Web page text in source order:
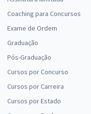
Coaching para Concursos
Exame de Ordem
Graduação
Pós-Graduação
Cursos por Concurso
Cursos por Carreira
Cursos por Estado